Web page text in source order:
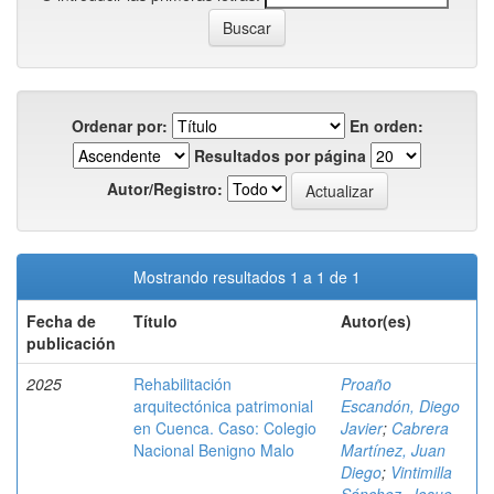
Ordenar por:
En orden:
Resultados por página
Autor/Registro:
Mostrando resultados 1 a 1 de 1
Fecha de
publicación
Título Autor(es)
2025
Rehabilitación
arquitectónica patrimonial
en Cuenca. Caso: Colegio
Nacional Benigno Malo
Proaño
Escandón, Diego
Javier; Cabrera
Martínez, Juan
Diego; Vintimilla